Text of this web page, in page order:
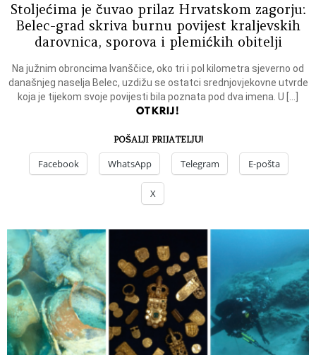
Stoljećima je čuvao prilaz Hrvatskom zagorju:
Belec-grad skriva burnu povijest kraljevskih
darovnica, sporova i plemićkih obitelji
Na južnim obroncima Ivanščice, oko tri i pol kilometra sjeverno od
današnjeg naselja Belec, uzdižu se ostatci srednjovjekovne utvrde
koja je tijekom svoje povijesti bila poznata pod dva imena. U […]
OTKRIJ!
POŠALJI PRIJATELJU!
Facebook WhatsApp Telegram E-pošta
X